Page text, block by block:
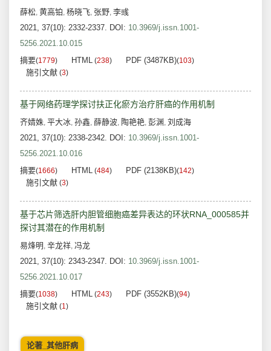
薛松, 黄高铂, 杨晓飞, 张野, 李彧
2021, 37(10): 2332-2337. DOI: 10.3969/j.issn.1001-
5256.2021.10.015
摘要(1779) HTML (238) PDF (3487KB)(103)
施引文献 (3)
基于网络药理学探讨扶正化瘀方治疗肝癌的作用机制
齐婧姝, 平大冰, 孙鑫, 薛静波, 陶艳艳, 彭渊 , 刘成海
2021, 37(10): 2338-2342. DOI: 10.3969/j.issn.1001-
5256.2021.10.016
摘要(1666) HTML (484) PDF (2138KB)(142)
施引文献 (3)
基于芯片筛选肝内胆管细胞癌差异表达的环状RNA_000585并
探讨其潜在的作用机制
易烽明 , 辛龙祥, 冯龙
2021, 37(10): 2343-2347. DOI: 10.3969/j.issn.1001-
5256.2021.10.017
摘要(1038) HTML (243) PDF (3552KB)(94)
施引文献 (1)
论著_其他肝病